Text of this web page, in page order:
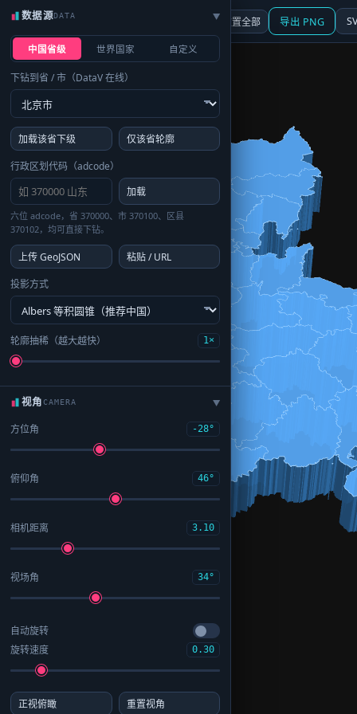
☰ 面板 地图 重置全部 导出 PNG
数据源DATA ▶
中国省级 世界国家 自定义
下钻到省 / 市（DataV 在线）
加载该省下级
仅该省轮廓
行政区划代码（adcode）
加载
六位 adcode，省 370000、市 370100、区县
370102，均可直接下钻。
上传 GeoJSON
粘贴 / URL
投影方式
轮廓抽稀（越大越快） 1×
视角CAMERA ▶
方位角 -28°
俯仰角 46°
相机距离 3.10
视场角 34°
自动旋转
旋转速度
0.30
正视俯瞰 重置视角